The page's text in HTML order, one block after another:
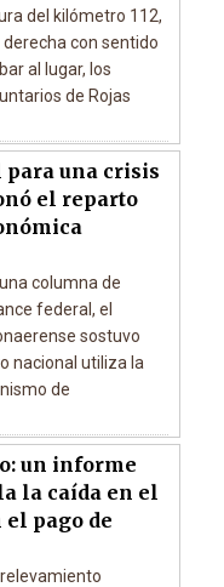
del kilómetro 112,
con sentido
al lugar, los
de Rojas
una crisis
el reparto
columna de
federal, el
sostuvo
nacional utiliza la
de
un informe
la caída en el
pago de